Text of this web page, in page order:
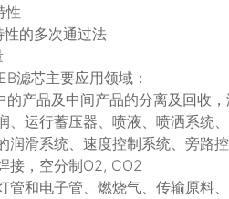
性
性的多次通过法
滤芯主要应用领域：
产品及中间产品的分离及回收
、运行蓄压器、喷液、喷洒系统
滑系统、速度控制系统、旁路
接，空分制O2, CO2
管和电子管、燃烧气、传输原料